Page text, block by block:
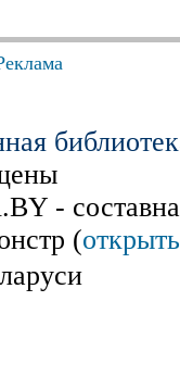
-
(